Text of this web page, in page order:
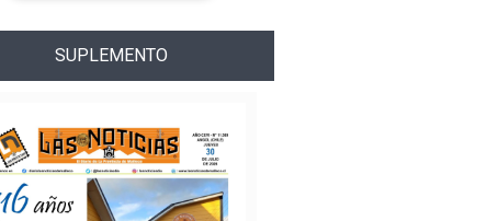
SUPLEMENTO